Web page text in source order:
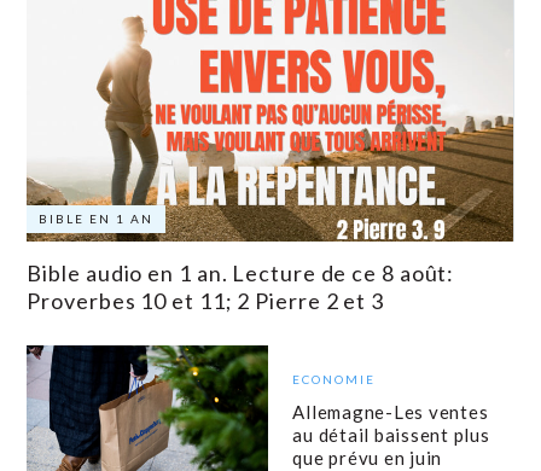
BIBLE EN 1 AN
Bible audio en 1 an. Lecture de ce 8 août:
Proverbes 10 et 11; 2 Pierre 2 et 3
ECONOMIE
Allemagne-Les ventes
au détail baissent plus
que prévu en juin